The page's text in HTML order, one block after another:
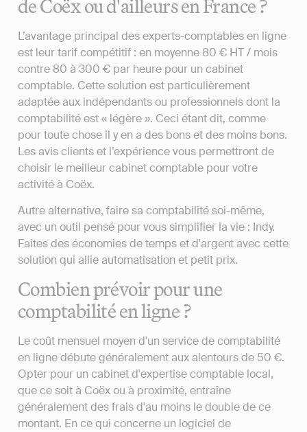
de Coëx ou d'ailleurs en France ?
L’avantage principal des experts-comptables en ligne
est leur tarif compétitif : en moyenne 80 € HT / mois
contre 80 à 300 € par heure pour un cabinet
comptable. Cette solution est particulièrement
adaptée aux indépendants ou professionnels dont la
comptabilité est « légère ». Ceci étant dit, comme
pour toute chose il y en a des bons et des moins bons.
Les avis clients et l’expérience vous permettront de
choisir le meilleur cabinet comptable pour votre
activité à Coëx.
Autre alternative, faire sa comptabilité soi-même,
avec un outil pensé pour vous simplifier la vie : Indy.
Faites des économies de temps et d'argent avec cette
solution qui allie automatisation et petit prix.
Combien prévoir pour une
comptabilité en ligne ?
Le coût mensuel moyen d'un service de comptabilité
en ligne débute généralement aux alentours de 50 €.
Opter pour un cabinet d'expertise comptable local,
que ce soit à Coëx ou à proximité, entraîne
généralement des frais d'au moins le double de ce
montant. En ce qui concerne un logiciel de